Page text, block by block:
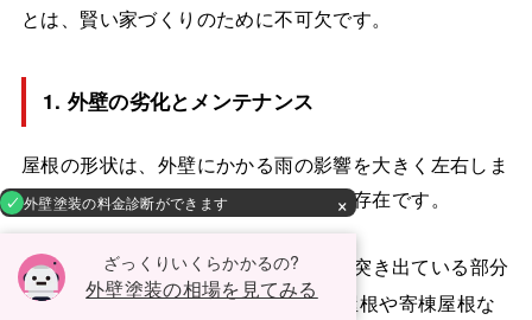
外壁塗装の料金診断ができます ×
ざっくりいくらかかるの?
外壁塗装の相場を見てみる
とは、賢い家づくりのために不可欠です。
1. 外壁の劣化とメンテナンス
屋根の形状は、外壁にかかる雨の影響を大きく左右しま
す。特に重要なのが「軒（のき）」の存在です。
軒の役割: 軒は、屋根が外壁よりも突き出ている部分
を指します。軒が長い屋根（切妻屋根や寄棟屋根な